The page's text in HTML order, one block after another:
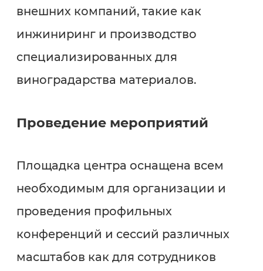
внешних компаний, такие как
инжиниринг и производство
специализированных для
виноградарства материалов.
Проведение мероприятий
Площадка центра оснащена всем
необходимым для организации и
проведения профильных
конференций и сессий различных
масштабов как для сотрудников